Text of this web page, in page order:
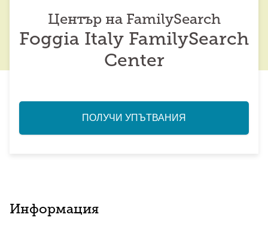
Център на FamilySearch
Foggia Italy FamilySearch
Center
ПОЛУЧИ УПЪТВАНИЯ
Информация